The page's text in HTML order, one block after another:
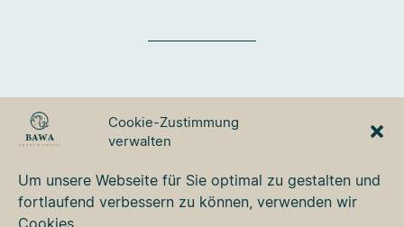
Cookie-Zustimmung
verwalten
Um unsere Webseite für Sie optimal zu gestalten und
fortlaufend verbessern zu können, verwenden wir
Cookies.
GmbH
Tel. +49 8331 76 42 49
bawa@bawa.de